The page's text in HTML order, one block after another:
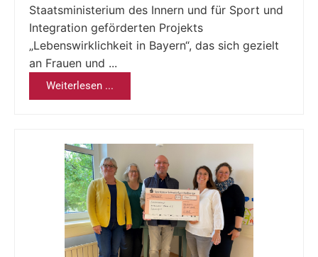
Staatsministerium des Innern und für Sport und
Integration geförderten Projekts
„Lebenswirklichkeit in Bayern“, das sich gezielt
an Frauen und ...
Weiterlesen ...